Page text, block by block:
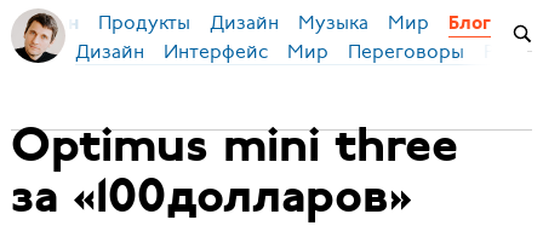
Бирман Продукты Дизайн Музыка Мир Блог
Дизайн Интерфейс Мир Переговоры
Optimus mini three
за «100долларов»